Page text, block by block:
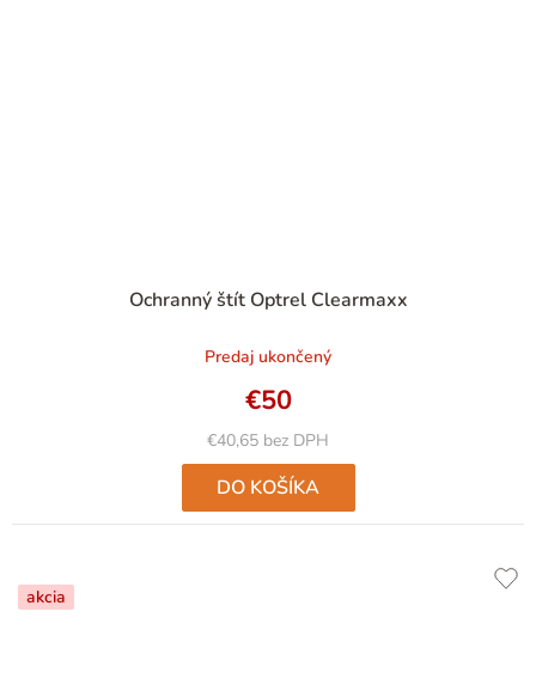
Ochranný štít Optrel Clearmaxx
hodnotenie
je
5,0
z
5
hviezdičiek.
Predaj ukončený
€40,65 bez DPH
€50
DO KOŠÍKA
akcia